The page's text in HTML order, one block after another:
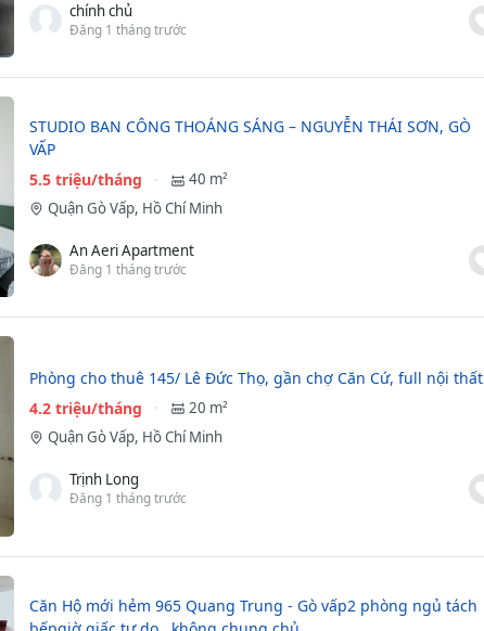
chính chủ
Đăng 1 tháng trước
STUDIO BAN CÔNG THOÁNG SÁNG – NGUYỄN THÁI SƠN, GÒ
VẤP
5.5 triệu/tháng
40 m²
Quận Gò Vấp, Hồ Chí Minh
An Aeri Apartment
Đăng 1 tháng trước
Phòng cho thuê 145/ Lê Đức Thọ, gần chợ Căn Cứ, full nội thất
4.2 triệu/tháng
20 m²
Quận Gò Vấp, Hồ Chí Minh
Trịnh Long
Đăng 1 tháng trước
Căn Hộ mới hẻm 965 Quang Trung - Gò vấp2 phòng ngủ tách